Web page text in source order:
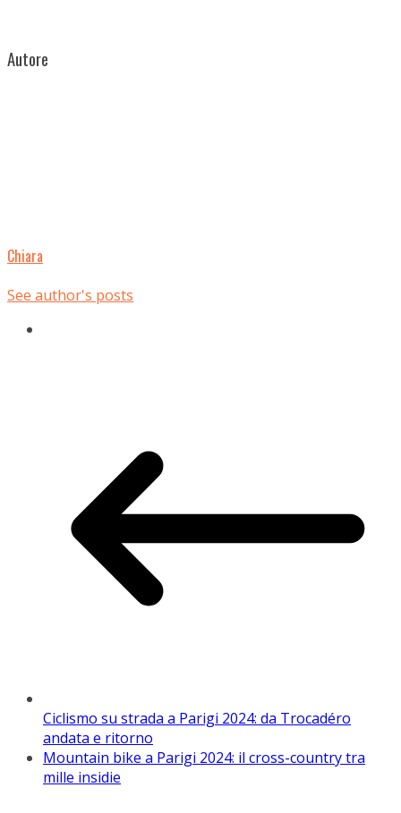
Autore
Chiara
See author's posts
Ciclismo su strada a Parigi 2024: da Trocadéro
andata e ritorno
Mountain bike a Parigi 2024: il cross-country tra
mille insidie